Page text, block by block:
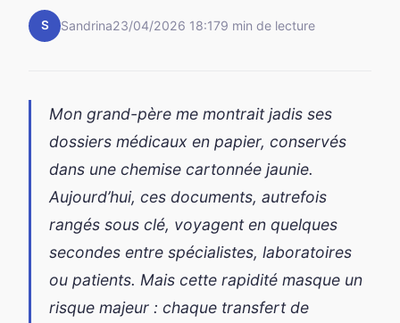
S Sandrina23/04/2026 18:179 min de lecture
Mon grand-père me montrait jadis ses
dossiers médicaux en papier, conservés
dans une chemise cartonnée jaunie.
Aujourd’hui, ces documents, autrefois
rangés sous clé, voyagent en quelques
secondes entre spécialistes, laboratoires
ou patients. Mais cette rapidité masque un
risque majeur : chaque transfert de